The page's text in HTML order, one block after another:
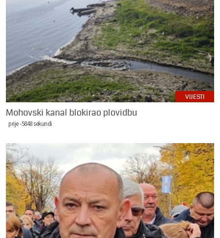
VIJESTI
Mohovski kanal blokirao plovidbu
prije -5848 sekundi